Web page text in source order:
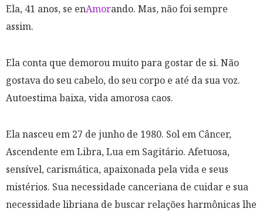
Ela, 41 anos, se enAmorando. Mas, não foi sempre
assim.
Ela conta que demorou muito para gostar de si. Não
gostava do seu cabelo, do seu corpo e até da sua voz.
Autoestima baixa, vida amorosa caos.
Ela nasceu em 27 de junho de 1980. Sol em Câncer,
Ascendente em Libra, Lua em Sagitário. Afetuosa,
sensível, carismática, apaixonada pela vida e seus
mistérios. Sua necessidade canceriana de cuidar e sua
necessidade libriana de buscar relações harmônicas lhe